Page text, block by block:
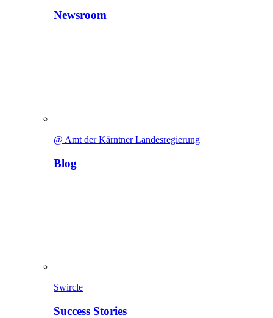
Newsroom
@ Amt der Kärntner Landesregierung
Blog
Swircle
Success Stories